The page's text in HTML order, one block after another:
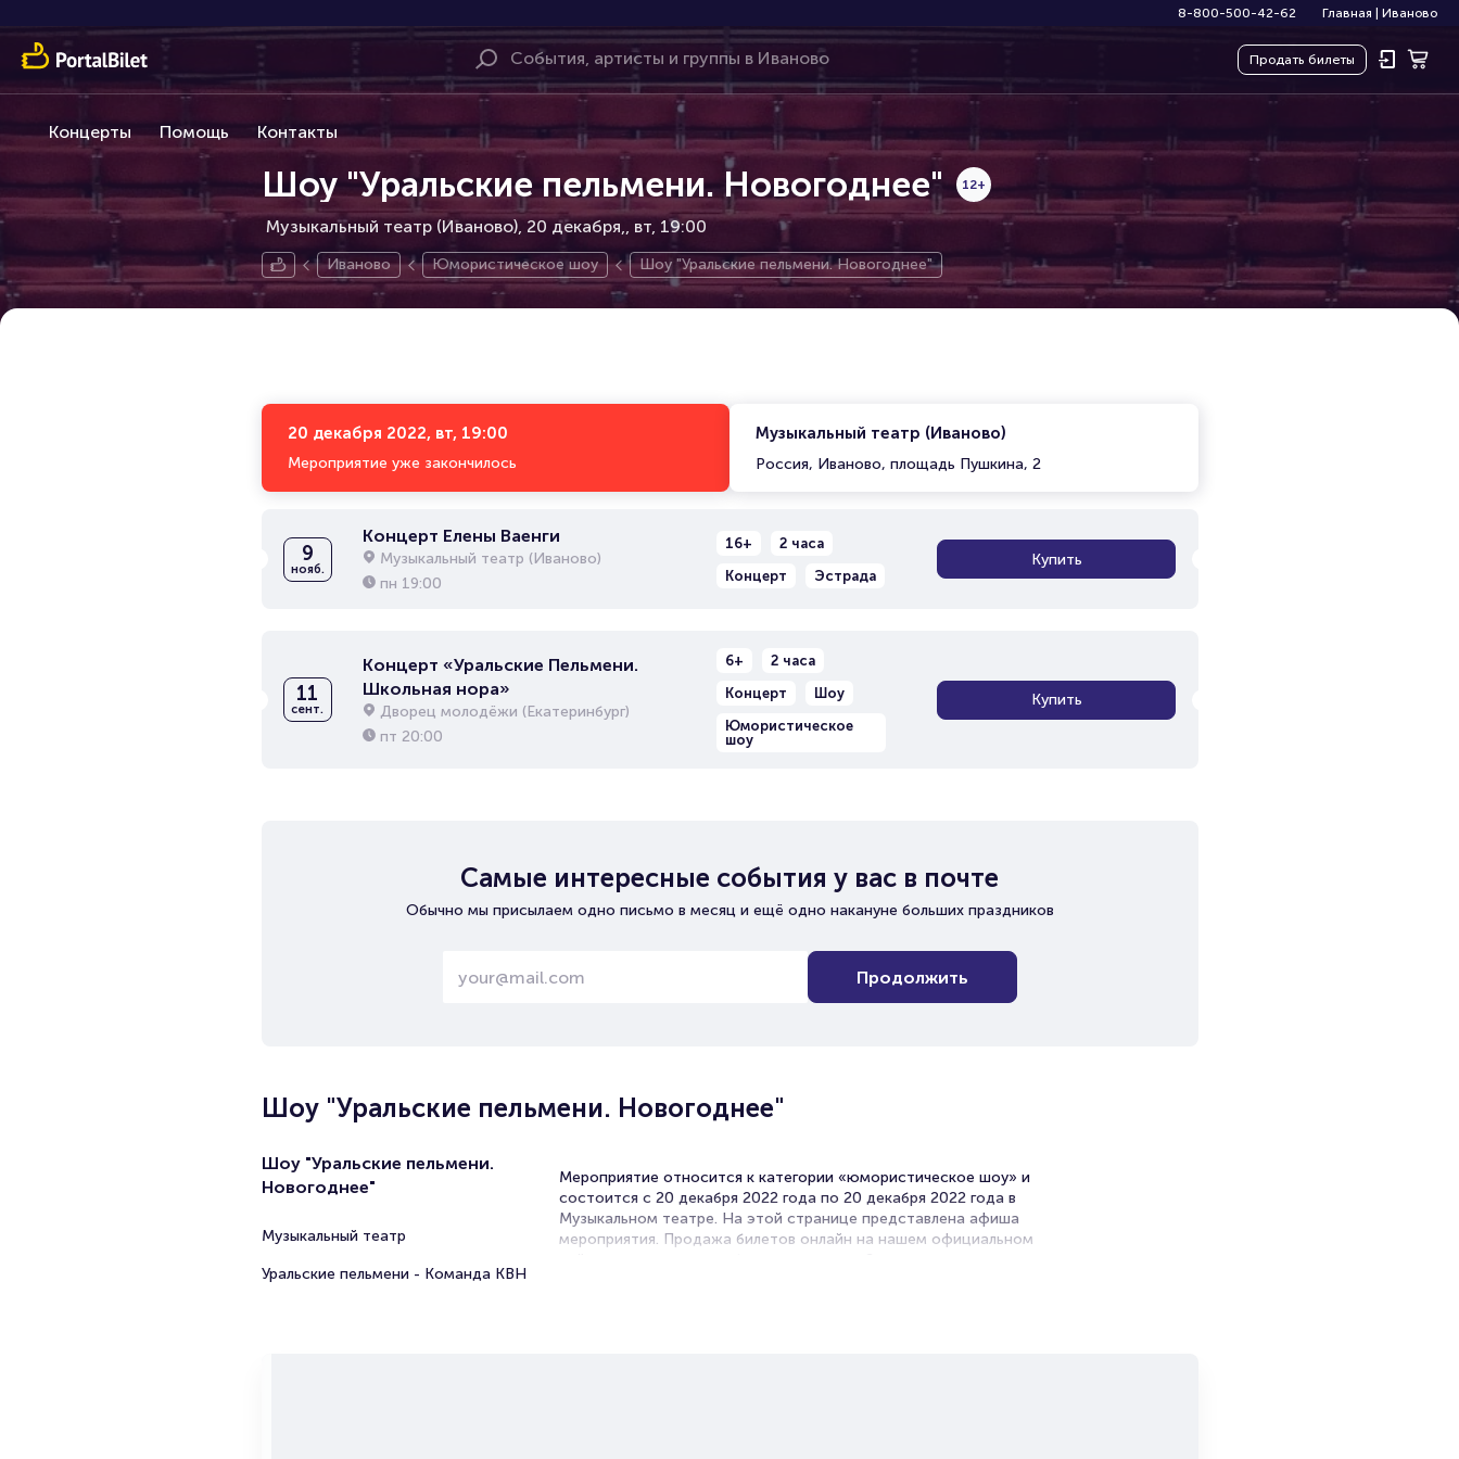
8-800-500-42-62 Главная Иваново
Продать билеты
Концерты Помощь Контакты
Шоу "Уральские пельмени. Новогоднее"
Музыкальный театр (Иваново), 20 декабря,
12+
вт, 19:00
Иваново Юмористическое шоу Шоу "Уральские пельмени. Новогоднее"
20 декабря 2022, вт, 19:00
Мероприятие уже закончилось
Музыкальный театр (Иваново)
Россия, Иваново, площадь Пушкина, 2
9
нояб.
Концерт Елены Ваенги
Музыкальный театр (Иваново)
пн 19:00
16+
2 часа
Концерт
Эстрада
Купить
11
сент.
Концерт «Уральские Пельмени.
Школьная нора»
Дворец молодёжи (Екатеринбург)
пт 20:00
6+
2 часа
Концерт
Шоу
Юмористическое
шоу
Купить
Самые интересные события у вас в почте
Обычно мы присылаем одно письмо в месяц и ещё одно накануне больших праздников
Продолжить
Шоу "Уральские пельмени. Новогоднее"
Шоу "Уральские пельмени.
Новогоднее"
Музыкальный театр
Уральские пельмени - Команда КВН
Мероприятие относится к категории «юмористическое шоу» и
состоится с 20 декабря 2022 года по 20 декабря 2022 года в
Музыкальном театре. На этой странице представлена афиша
мероприятия. Продажа билетов онлайн на нашем официальном